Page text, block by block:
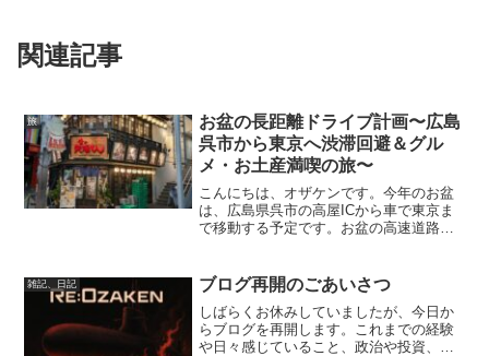
関連記事
旅
お盆の長距離ドライブ計画〜広島
呉市から東京へ渋滞回避＆グル
メ・お土産満喫の旅〜
こんにちは、オザケンです。今年のお盆
は、広島県呉市の高屋ICから車で東京ま
で移動する予定です。お盆の高速道路は
立てました。この記事では、その計画の
ポイントや楽しみなグル...
雑記、日記 ブログ再開のごあいさつ
しばらくお休みしていましたが、今日か
らブログを再開します。これまでの経験
や日々感じていること、政治や投資、キ